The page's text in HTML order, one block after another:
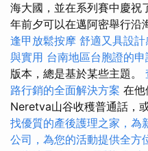
海大國，並在系列賽中慶祝
年前夕可以在邁阿密舉行沿
逢甲放鬆按摩 舒適又具設
與實用 台南地區台胞證的申
版本，總是基於某些主題。
路行銷的全面解決方案 在他
Neretva山谷收穫普通話，
找優質的產後護理之家，為
公司，為您的活動提供全方